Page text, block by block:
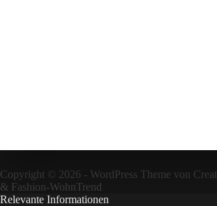
Copyright © 2026 - WordPress Theme von
& Fashion-WohnTrend
Relevante Informationen